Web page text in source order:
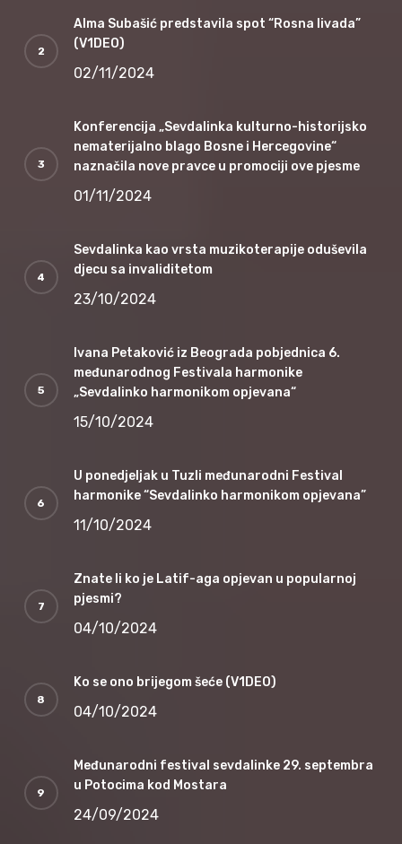
Alma Subašić predstavila spot “Rosna livada”
(V1DEO)
02/11/2024
Konferencija „Sevdalinka kulturno-historijsko
nematerijalno blago Bosne i Hercegovine“
naznačila nove pravce u promociji ove pjesme
01/11/2024
Sevdalinka kao vrsta muzikoterapije oduševila
djecu sa invaliditetom
23/10/2024
Ivana Petaković iz Beograda pobjednica 6.
međunarodnog Festivala harmonike
„Sevdalinko harmonikom opjevana“
15/10/2024
U ponedjeljak u Tuzli međunarodni Festival
harmonike “Sevdalinko harmonikom opjevana”
11/10/2024
Znate li ko je Latif-aga opjevan u popularnoj
pjesmi?
04/10/2024
Ko se ono brijegom šeće (V1DEO)
04/10/2024
Međunarodni festival sevdalinke 29. septembra
u Potocima kod Mostara
24/09/2024